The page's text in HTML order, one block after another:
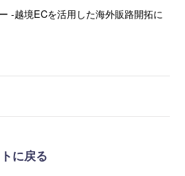
-越境ECを活用した海外販路開拓に
に戻る